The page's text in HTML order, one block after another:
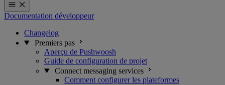
Documentation développeur
Changelog
Premiers pas
Aperçu de Pushwoosh
Guide de configuration de projet
Connect messaging services
Comment configurer les plateformes